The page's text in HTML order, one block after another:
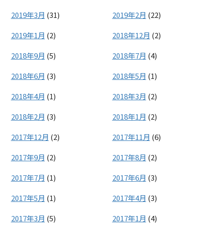
2019年3月 (31) 2019年2月 (22)
2019年1月 (2) 2018年12月 (2)
2018年9月 (5) 2018年7月 (4)
2018年6月 (3) 2018年5月 (1)
2018年4月 (1) 2018年3月 (2)
2018年2月 (3) 2018年1月 (2)
2017年12月 (2) 2017年11月 (6)
2017年9月 (2) 2017年8月 (2)
2017年7月 (1) 2017年6月 (3)
2017年5月 (1) 2017年4月 (3)
2017年3月 (5) 2017年1月 (4)